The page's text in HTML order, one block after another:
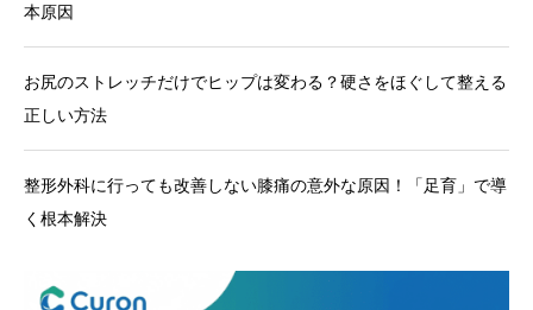
本原因
お尻のストレッチだけでヒップは変わる？硬さをほぐして整える
正しい方法
整形外科に行っても改善しない膝痛の意外な原因！「足育」で導
く根本解決